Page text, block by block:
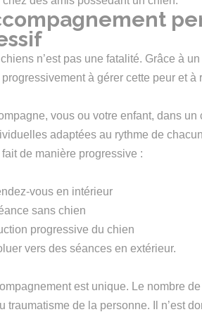
n’est pas une fatalité. Grâce à
progressivement à gérer cette peur et à
vous ou votre enfant, dans
adaptées au rythme de
fait de manière progressive :
vous en intérieur
sans chien
progressive du chien
vers des séances en extérieur.
est unique. Le nombre
traumatisme de la personne. Il n’est